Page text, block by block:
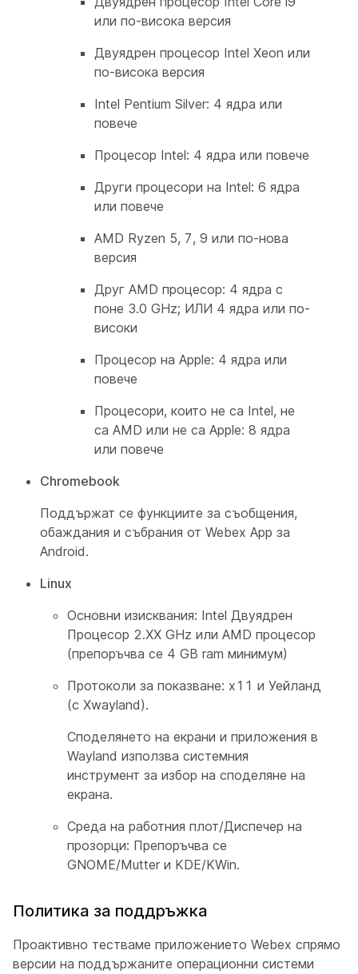
или по-висока версия
Двуядрен процесор Intel Xeon или
по-висока версия
Intel Pentium Silver: 4 ядра или
повече
Процесор Intel: 4 ядра или повече
Други процесори на Intel: 6 ядра
или повече
AMD Ryzen 5, 7, 9 или по-нова
версия
Друг AMD процесор: 4 ядра с
поне 3.0 GHz; ИЛИ 4 ядра или по-
високи
Процесор на Apple: 4 ядра или
повече
Процесори, които не са Intel, не
са AMD или не са Apple: 8 ядра
или повече
Chromebook
Поддържат се функциите за съобщения,
обаждания и събрания от Webex App за
Android.
Linux
Основни изисквания: Intel Двуядрен
Процесор 2.XX GHz или AMD процесор
(препоръчва се 4 GB ram минимум)
Протоколи за показване: x11 и Уейланд
(с Xwayland).
Споделянето на екрани и приложения в
Wayland използва системния
инструмент за избор на споделяне на
екрана.
Среда на работния плот/Диспечер на
прозорци: Препоръчва се
GNOME/Mutter и KDE/KWin.
Политика за поддръжка
Проактивно тестваме приложението Webex спрямо
версии на поддържаните операционни системи